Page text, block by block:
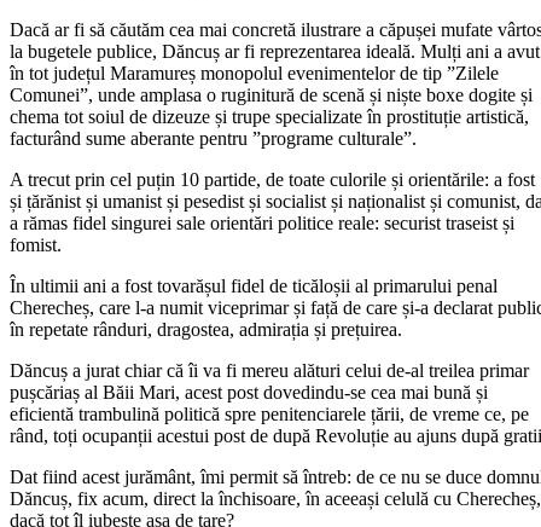
Dacă ar fi să căutăm cea mai concretă ilustrare a căpușei mufate
la bugetele publice, Dăncuș ar fi reprezentarea ideală. Mulți ani a avut
în tot județul Maramureș monopolul evenimentelor de tip ”Zilele
Comunei”, unde amplasa o ruginitură de scenă și niște boxe dogite și
chema tot soiul de dizeuze și trupe specializate în prostituție artistică,
facturând sume aberante pentru ”programe culturale”.
A trecut prin cel puțin 10 partide, de toate culorile și orientările: a fost
și țărănist și umanist și pesedist și socialist și naționalist și comunist,
a rămas fidel singurei sale orientări politice reale: securist traseist și
fomist.
În ultimii ani a fost tovarășul fidel de ticăloșii al primarului penal
Cherecheș, care l-a numit viceprimar și față de care și-a declarat
în repetate rânduri, dragostea, admirația și prețuirea.
Dăncuș a jurat chiar că îi va fi mereu alături celui de-al treilea primar
pușcăriaș al Băii Mari, acest post dovedindu-se cea mai bună și
eficientă trambulină politică spre penitenciarele țării, de vreme ce, pe
rând, toți ocupanții acestui post de după Revoluție au ajuns după
Dat fiind acest jurământ, îmi permit să întreb: de ce nu se duce
Dăncuș, fix acum, direct la închisoare, în aceeași celulă cu Cherecheș,
dacă tot îl iubește așa de tare?